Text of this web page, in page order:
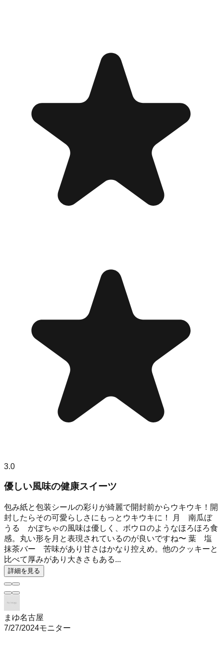
3.0
優しい風味の健康スイーツ
包み紙と包装シールの彩りが綺麗で開封前からウキウキ！開
封したらその可愛らしさにもっとウキウキに！ 月 南瓜ぼ
うる かぼちゃの風味は優しく、ボウロのようなほろほろ食
感。丸い形を月と表現されているのが良いですね〜 葉 塩
抹茶バー 苦味があり甘さはかなり控えめ。他のクッキーと
比べて厚みがあり大きさもある...
詳細を見る
まゆ名古屋
7/27/2024モニター